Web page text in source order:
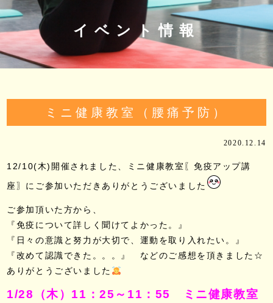
イベント情報
ミニ健康教室（腰痛予防）
2020.12.14
12/10(木) 開催されました、ミニ健康教室〖免疫アップ講
座〗にご参加いただきありがとうございました
ご参加頂いた方から、
『免疫について詳しく聞けてよかった。』
『日々の意識と努力が大切で、運動を取り入れたい。』
『改めて認識できた。。。』 などのご感想を頂きました☆
ありがとうございました
1/28（木）11：25～11：55 ミニ健康教室